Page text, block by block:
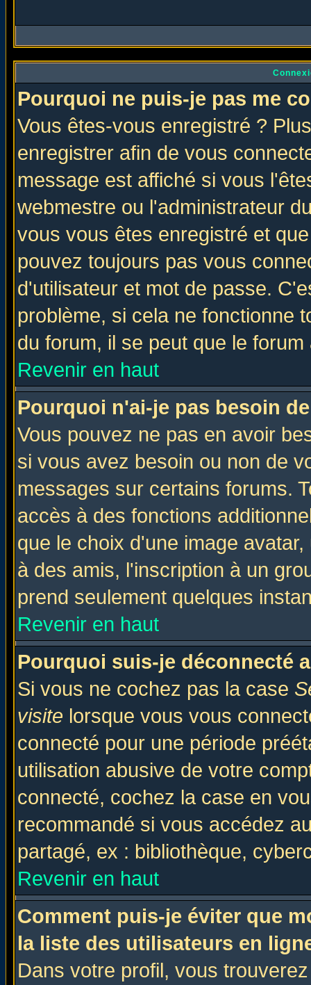
Pourquoi ne puis-je pas me
Vous êtes-vous enregistré ?
enregistrer afin de vous
message est affiché si vous
webmestre ou l'administrateur
vous vous êtes enregistré et
pouvez toujours pas vous
d'utilisateur et mot de passe.
problème, si cela ne fonctionne
du forum, il se peut que le
Revenir en haut
Pourquoi n'ai-je pas besoin
Vous pouvez ne pas en avoir
si vous avez besoin ou non de
messages sur certains forums.
accès à des fonctions
que le choix d'une image
à des amis, l'inscription à un
prend seulement quelques
Revenir en haut
Pourquoi suis-je déconnecté
Si vous ne cochez pas la case
visite lorsque vous vous
connecté pour une période
utilisation abusive de votre
connecté, cochez la case en
recommandé si vous accédez
partagé, ex : bibliothèque,
Revenir en haut
Comment puis-je éviter que
la liste des utilisateurs en
Dans votre profil, vous